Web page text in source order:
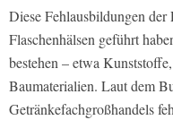
Diese Fehlausbildungen
Flaschenhälsen geführt
bestehen – etwa
Baumaterialien. Laut dem
Getränkefachgroßhandels